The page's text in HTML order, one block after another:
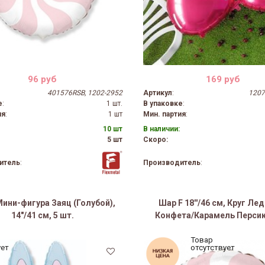
96 руб
401576RSB, 1202-2952
:
1 шт.
:
1 шт
10 шт
5 шт
:
169 руб
Артикул:
В упаковке:
Мин. партия:
В наличии:
Скоро:
Производитель:
фигура Заяц (Голубой),
14"/41 см, 5 шт.
Шар F 18''/46 см, Круг
Конфета/Карамель
Товар
отсутствует